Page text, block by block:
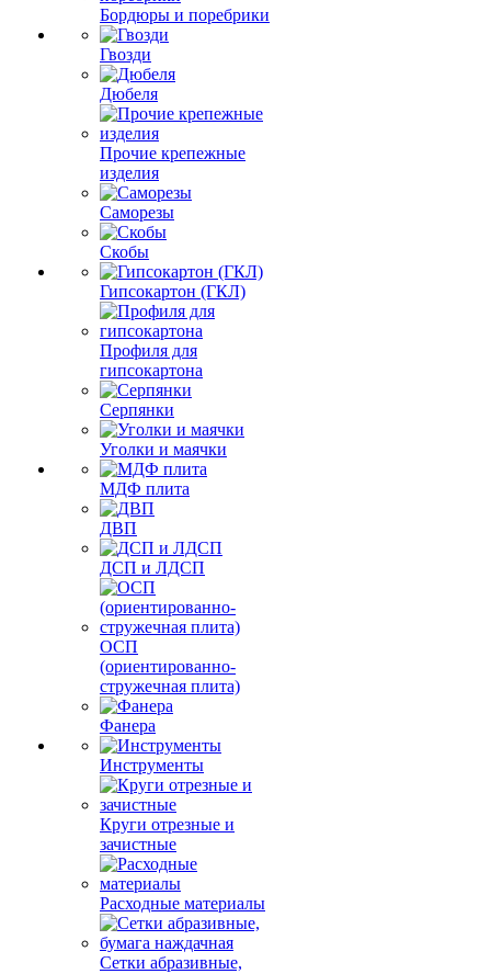
Бордюры и поребрики
Гвозди
Дюбеля
Прочие крепежные
изделия
Саморезы
Скобы
Гипсокартон (ГКЛ)
Профиля для
гипсокартона
Серпянки
Уголки и маячки
МДФ плита
ДВП
ДСП и ЛДСП
ОСП
(ориентированно-
стружечная плита)
Фанера
Инструменты
Круги отрезные и
зачистные
Расходные материалы
Сетки абразивные,